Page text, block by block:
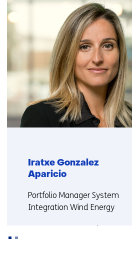
n
s
t
e
r
)
(
v
e
r
n
a
over
met
ons
op)
Iratxe Gonzalez
Aparicio
Functie:
Portfolio Manager System
Integration Wind Energy